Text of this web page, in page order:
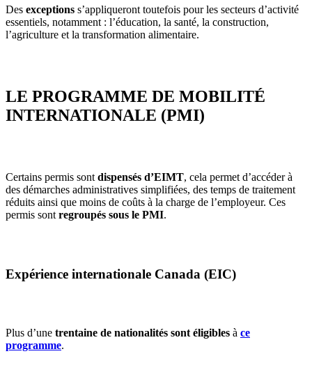
Des exceptions s’appliqueront toutefois pour les secteurs d’activité
essentiels, notamment : l’éducation, la santé, la construction,
l’agriculture et la transformation alimentaire.
LE PROGRAMME DE MOBILITÉ
INTERNATIONALE (PMI)
Certains permis sont dispensés d’EIMT, cela permet d’accéder à
des démarches administratives simplifiées, des temps de traitement
réduits ainsi que moins de coûts à la charge de l’employeur. Ces
permis sont regroupés sous le PMI.
Expérience internationale Canada (EIC)
Plus d’une trentaine de nationalités sont éligibles à ce
programme.